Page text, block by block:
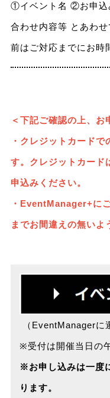
①イベント名 ②お申込
合わせ内容等 とあわ
前はご対応までにお時
＜下記ご確認の上、お
・クレジットカードで
す。クレジットカード
申込みください。
・EventManager+に
までお間違えの無いよ
（EventManagerに
※受付は開催当日の
※お申し込みは一度
ります。